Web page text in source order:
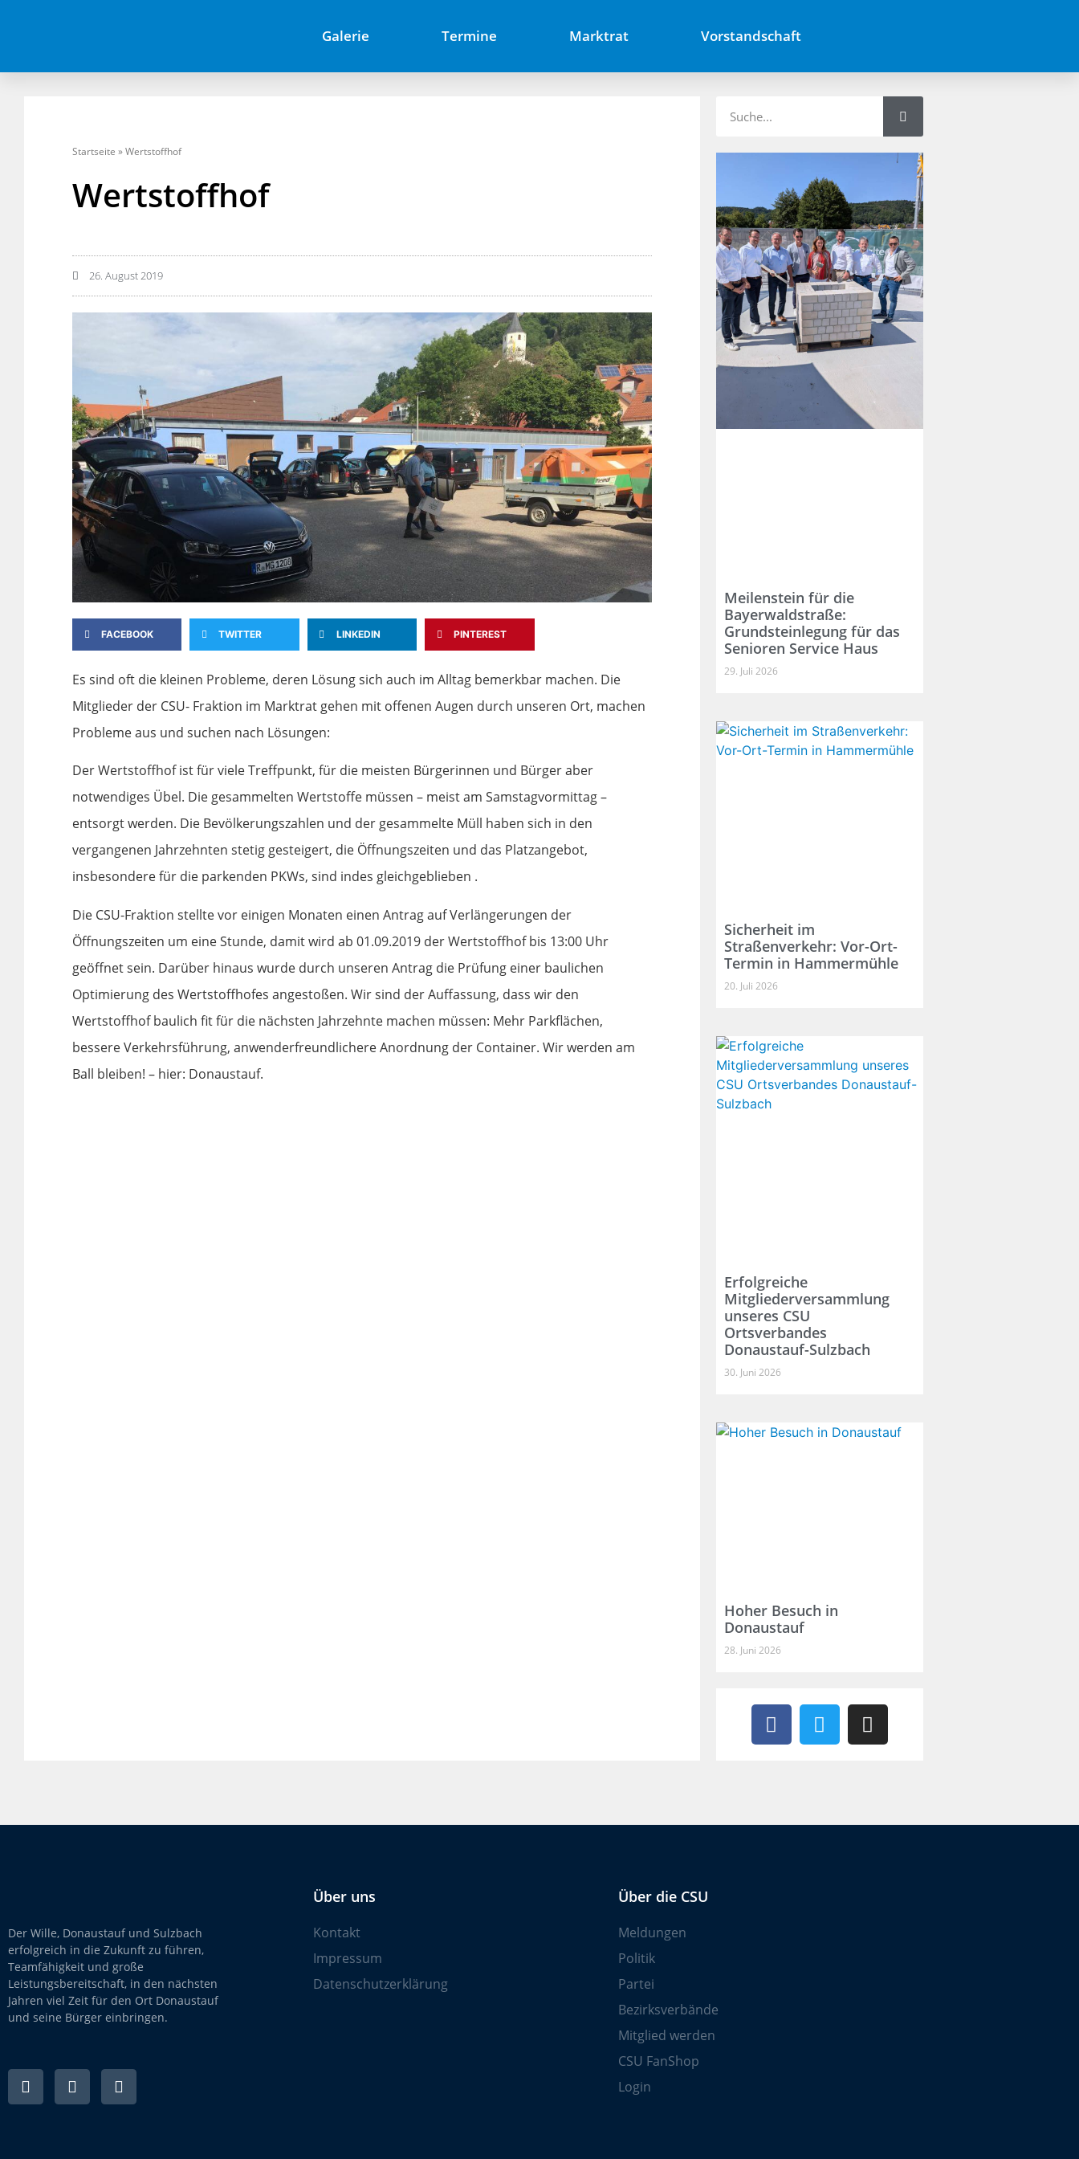
Galerie Termine Marktrat Vorstandschaft
Startseite »Wertstoffhof
Wertstoffhof
26. August 2019
FACEBOOK TWITTER LINKEDIN PINTEREST
Es sind oft die kleinen Probleme, deren Lösung sich auch im Alltag bemerkbar machen. Die
Mitglieder der CSU- Fraktion im Marktrat gehen mit offenen Augen durch unseren Ort, machen
Probleme aus und suchen nach Lösungen:
Der Wertstoffhof ist für viele Treffpunkt, für die meisten Bürgerinnen und Bürger aber
notwendiges Übel. Die gesammelten Wertstoffe müssen – meist am Samstagvormittag –
entsorgt werden. Die Bevölkerungszahlen und der gesammelte Müll haben sich in den
vergangenen Jahrzehnten stetig gesteigert, die Öffnungszeiten und das Platzangebot,
insbesondere für die parkenden PKWs, sind indes gleichgeblieben .
Die CSU-Fraktion stellte vor einigen Monaten einen Antrag auf Verlängerungen der
Öffnungszeiten um eine Stunde, damit wird ab 01.09.2019 der Wertstoffhof bis 13:00 Uhr
geöffnet sein. Darüber hinaus wurde durch unseren Antrag die Prüfung einer baulichen
Optimierung des Wertstoffhofes angestoßen. Wir sind der Auffassung, dass wir den
Wertstoffhof baulich fit für die nächsten Jahrzehnte machen müssen: Mehr Parkflächen,
bessere Verkehrsführung, anwenderfreundlichere Anordnung der Container. Wir werden am
Ball bleiben! – hier: Donaustauf.
Meilenstein für die
Bayerwaldstraße:
Grundsteinlegung für das
Senioren Service Haus
29. Juli 2026
Sicherheit im
Straßenverkehr: Vor-Ort-
Termin in Hammermühle
20. Juli 2026
Erfolgreiche
Mitgliederversammlung
unseres CSU
Ortsverbandes
Donaustauf-Sulzbach
30. Juni 2026
Hoher Besuch in
Donaustauf
28. Juni 2026
Der Wille, Donaustauf und Sulzbach
erfolgreich in die Zukunft zu führen,
Teamfähigkeit und große
Leistungsbereitschaft, in den nächsten
Jahren viel Zeit für den Ort Donaustauf
und seine Bürger einbringen.
Über uns
Kontakt
Impressum
Datenschutzerklärung
Über die CSU
Meldungen
Politik
Partei
Bezirksverbände
Mitglied werden
CSU FanShop
Login